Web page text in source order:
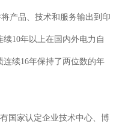
产品、技术和服务输出到印
10年以上在国内外电力自
续16年保持了两位数的年
国家认定企业技术中心、博